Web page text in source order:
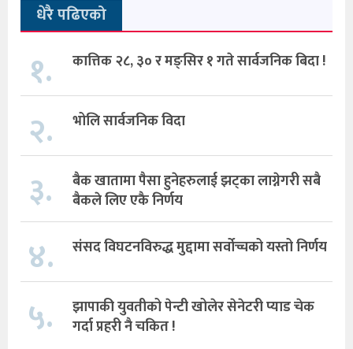
धेरै पढिएको
१. कात्तिक २८, ३० र मङ्सिर १ गते सार्वजनिक बिदा !
२. भोलि सार्वजनिक विदा
३.
बैक खातामा पैसा हुनेहरुलाई झट्का लाग्नेगरी सबै
बैकले लिए एकै निर्णय
४. संसद विघटनविरुद्ध मुद्दामा सर्वोच्चको यस्तो निर्णय
५.
झापाकी युवतीको पेन्टी खोलेर सेनेटरी प्याड चेक
गर्दा प्रहरी नै चकित !